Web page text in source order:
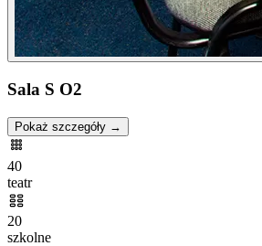
Sala S O2
Pokaż szczegóły →
40
teatr
20
szkolne